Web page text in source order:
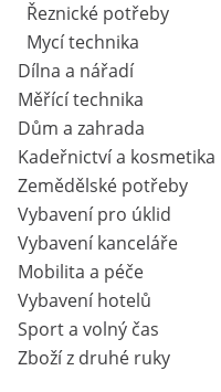
Řeznické potřeby
Mycí technika
Dílna a nářadí
Měřící technika
Dům a zahrada
Kadeřnictví a kosmetika
Zemědělské potřeby
Vybavení pro úklid
Vybavení kanceláře
Mobilita a péče
Vybavení hotelů
Sport a volný čas
Zboží z druhé ruky